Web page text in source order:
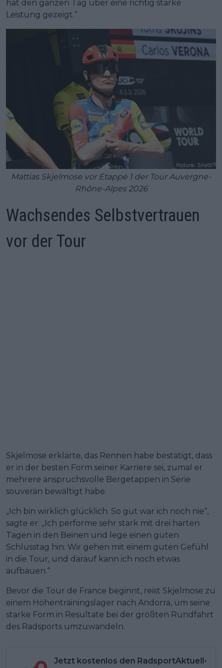
hat den ganzen Tag über eine richtig starke
Leistung gezeigt.“
Mattias Skjelmose vor Etappe 1 der Tour Auvergne-
Rhône-Alpes 2026
Wachsendes Selbstvertrauen
vor der Tour
Skjelmose erklärte, das Rennen habe bestätigt, dass
er in der besten Form seiner Karriere sei, zumal er
mehrere anspruchsvolle Bergetappen in Serie
souverän bewältigt habe.
„Ich bin wirklich glücklich. So gut war ich noch nie“,
sagte er. „Ich performe sehr stark mit drei harten
Tagen in den Beinen und lege einen guten
Schlusstag hin. Wir gehen mit einem guten Gefühl
in die Tour, und darauf kann ich noch etwas
aufbauen.“
Bevor die Tour de France beginnt, reist Skjelmose zu
einem Höhentrainingslager nach Andorra, um seine
starke Form in Resultate bei der größten Rundfahrt
des Radsports umzuwandeln.
Jetzt kostenlos den RadsportAktuell-